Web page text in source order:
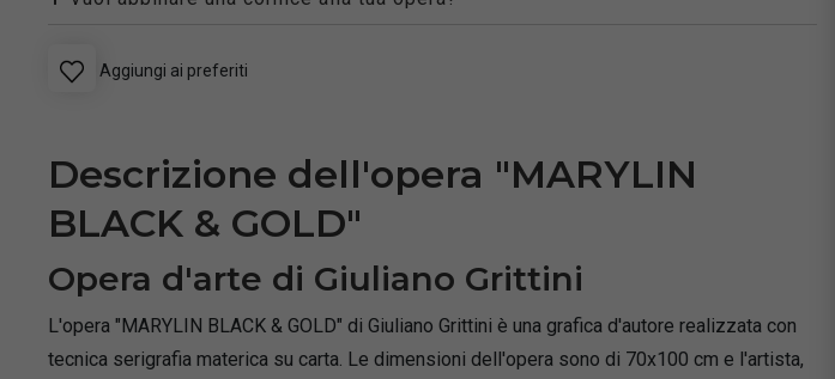
Aggiungi ai preferiti
Descrizione dell'opera "MARYLIN
BLACK & GOLD"
Opera d'arte di Giuliano Grittini
L'opera "MARYLIN BLACK & GOLD" di Giuliano Grittini è una grafica d'autore realizzata con
tecnica serigrafia materica su carta. Le dimensioni dell'opera sono di 70x100 cm e l'artista,